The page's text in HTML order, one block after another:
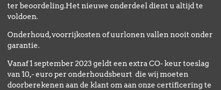
ter beoordeling.Het nieuwe onderdeel dient u altijd te
voldoen.
Onderhoud, voorrijkosten of uurlonen vallen nooit onder
garantie.
Vanaf 1 september 2023 geldt een extra CO- keur toeslag
van 10,- euro per onderhoudsbeurt die wij moeten
doorberekenen aan de klant om aan onze certificering te